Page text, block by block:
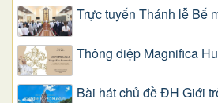
Trực tuyến Thánh lễ Bế
Thông điệp Magnifica
Bài hát chủ đề ĐH Giới